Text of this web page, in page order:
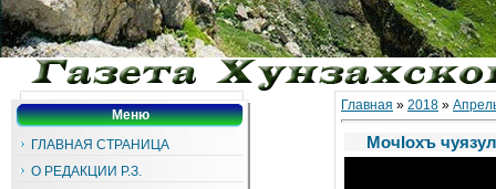
Меню
ГЛАВНАЯ СТРАНИЦА
О РЕДАКЦИИ Р.З.
Главная » 2018 »
МочIохъ